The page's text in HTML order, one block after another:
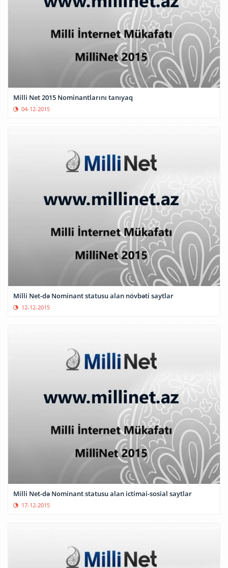
Milli Net 2015 Nominantlarını tanıyaq
04-12-2015
Milli Net-də Nominant statusu alan növbəti saytlar
12-12-2015
Milli Net-də Nominant statusu alan ictimai-sosial saytlar
17-12-2015